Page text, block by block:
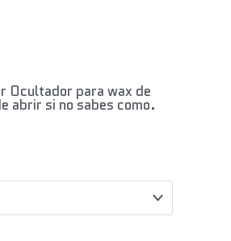
Ocultador para wax de
abrir si no sabes como.